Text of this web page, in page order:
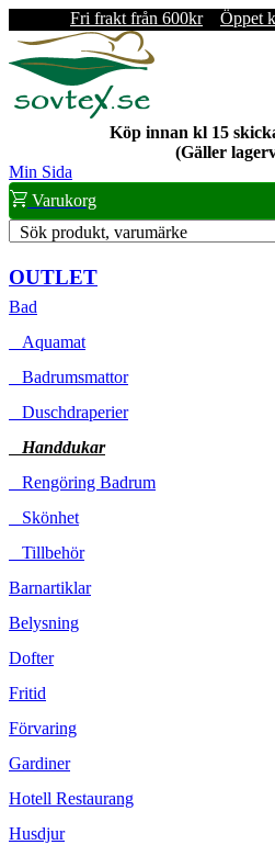
Fri frakt från 600kr Öppet
Köp innan kl 15
(Gäller
Min Sida
Varukorg
Sök produkt, varumärke
OUTLET
Bad
Aquamat
Badrumsmattor
Duschdraperier
Handdukar
Rengöring Badrum
Skönhet
Tillbehör
Barnartiklar
Belysning
Dofter
Fritid
Förvaring
Gardiner
Hotell Restaurang
Husdjur